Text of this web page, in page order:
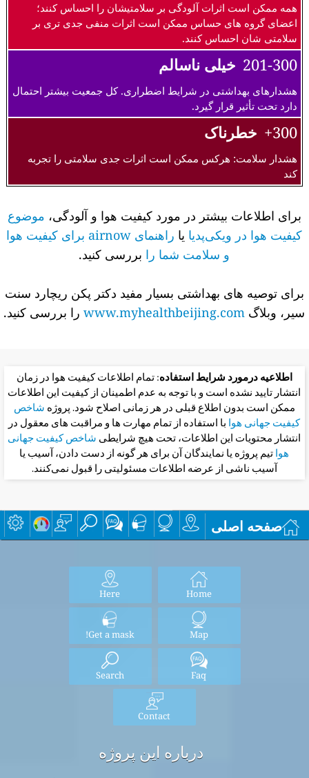
همه ممکن است اثرات آلودگی بر سلامتیشان را احساس کنند؛
اعضای گروه های حساس ممکن است اثرات منفی جدی تری بر
سلامتی شان احساس کنند.
201-300 خیلی ناسالم
هشدارهای بهداشتی در شرایط اضطراری. کل جمعیت بیشتر احتمال
دارد تحت تأثیر قرار گیرد.
300+ خطرناک
هشدار سلامت: هرکس ممکن است اثرات جدی سلامتی را تجربه
کند
برای اطلاعات بیشتر در مورد کیفیت هوا و آلودگی، موضوع
کیفیت هوا در ویکی‌پدیایا
راهنمای airnow برای کیفیت هوا
و سلامت شما را بررسی کنید.
برای توصیه های بهداشتی بسیار مفید دکتر پکن ریچارد سنت
سیر، وبلاگ www.myhealthbeijing.comرا بررسی کنید.
اطلاعیه درمورد شرایط استفاده: تمام اطلاعات کیفیت هوا در زمان
انتشار تایید نشده است و با توجه به عدم اطمینان از کیفیت این اطلاعات
ممکن است بدون اطلاع قبلی در هر زمانی اصلاح شود. پروژهشاخص
کیفیت جهانی هوابا استفاده از تمام مهارت ها و مراقبت های معقول در
انتشار محتویات این اطلاعات، تحت هیچ شرایطیشاخص کیفیت جهانی
هواتیم پروژه یا نمایندگان آن برای هر گونه از دست دادن، آسیب یا
آسیب ناشی از عرضه اطلاعات مسئولیتی را قبول نمی‌کنند.
صفحه اصلی
Home
Here
Map
Get a mask!
Faq
Search
Contact
درباره این پروژه